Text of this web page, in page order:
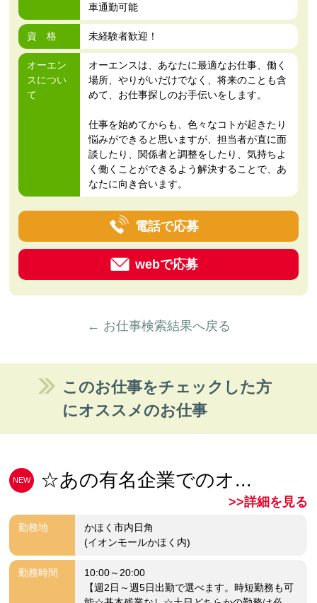
車通勤可能
資 格 未経験者歓迎！
オーエン
スについ
て
オーエンスは、あなたに最適なお仕事、働く
場所、やりがいだけでなく、将来のことも含
めて、お仕事探しのお手伝いをします。
仕事を始めてからも、色々なコトが起きたり
悩みができると思いますが、担当者が直に面
談したり、関係者と調整をしたり、気持ちよ
く働くことができるよう解決することで、あ
なたに向き合います。
電話で応募
webで応募
← お仕事検索結果へ戻る
このお仕事をチェックした方
にオススメのお仕事
NEW ☆あの有名企業でのオ...
>>詳細を見る
勤務地
かほく市内日角
(イオンモールかほく内)
勤務時間
10:00～20:00
【週2日～週5日出勤で選べます。時短勤務も可